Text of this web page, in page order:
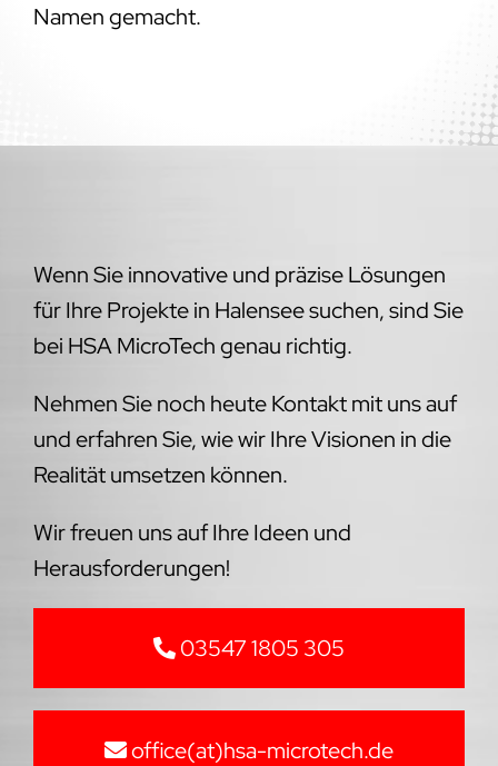
Namen gemacht.
Wenn Sie innovative und präzise Lösungen
für Ihre Projekte in Halensee suchen, sind Sie
bei HSA MicroTech genau richtig.
Nehmen Sie noch heute Kontakt mit uns auf
und erfahren Sie, wie wir Ihre Visionen in die
Realität umsetzen können.
Wir freuen uns auf Ihre Ideen und
Herausforderungen!
03547 1805 305
office(at)hsa-microtech.de